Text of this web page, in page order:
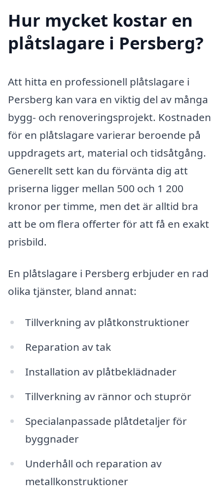
Hur mycket kostar en
plåtslagare i Persberg?
Att hitta en professionell plåtslagare i
Persberg kan vara en viktig del av många
bygg- och renoveringsprojekt. Kostnaden
för en plåtslagare varierar beroende på
uppdragets art, material och tidsåtgång.
Generellt sett kan du förvänta dig att
priserna ligger mellan 500 och 1 200
kronor per timme, men det är alltid bra
att be om flera offerter för att få en exakt
prisbild.
En plåtslagare i Persberg erbjuder en rad
olika tjänster, bland annat:
Tillverkning av plåtkonstruktioner
Reparation av tak
Installation av plåtbeklädnader
Tillverkning av rännor och stuprör
Specialanpassade plåtdetaljer för
byggnader
Underhåll och reparation av
metallkonstruktioner